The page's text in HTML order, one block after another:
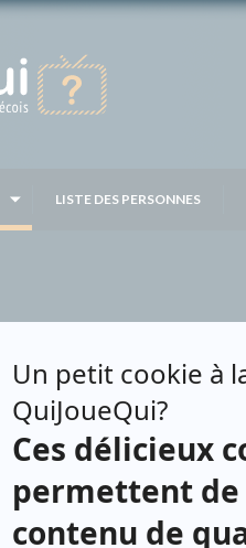
LISTE DES PERSONNES
E F G H I J K